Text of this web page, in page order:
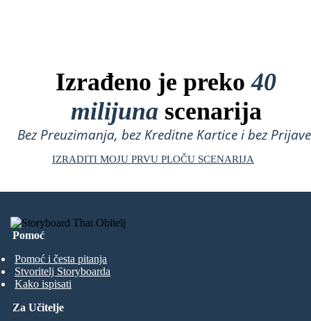
Izrađeno je preko40
milijuna scenarija
Bez Preuzimanja, bez Kreditne Kartice i bez
IZRADITI MOJU PRVU PLOČU SCENARIJA
Pomoć
Pomoć i česta pitanja
Stvoritelj Storyboarda
Kako ispisati
Za Učitelje